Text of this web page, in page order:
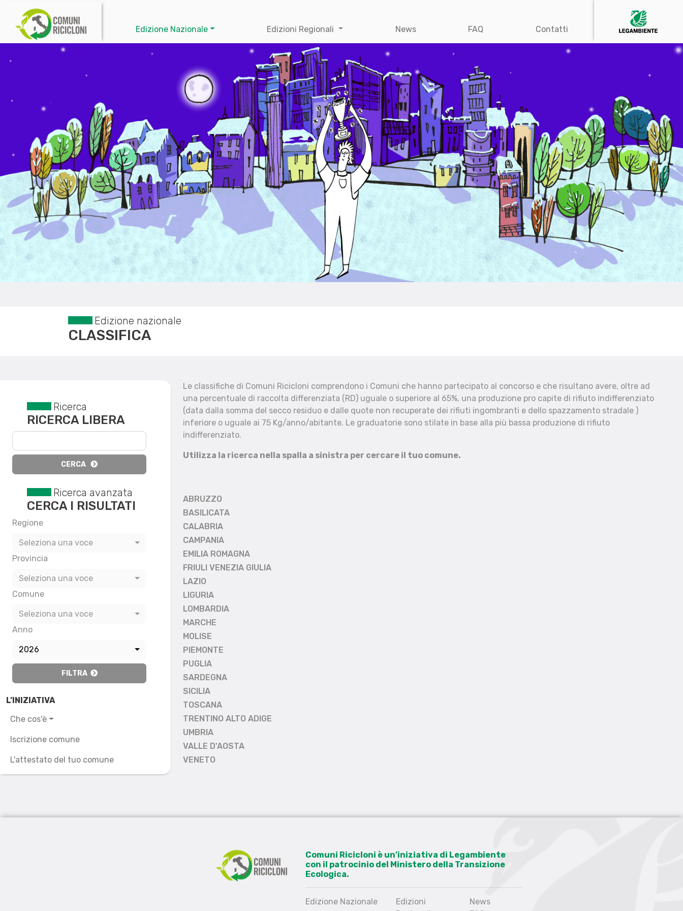
Edizione Nazionale Edizioni Regionali News FAQ Contatti
Edizione nazionale
CLASSIFICA
Reset filtri
Ricerca
RICERCA LIBERA
CERCA
Ricerca avanzata
CERCA I RISULTATI
Regione
Seleziona una voce
Provincia
Seleziona una voce
Comune
Seleziona una voce
Anno
2026
FILTRA
L’INIZIATIVA
Che cos'è
Iscrizione comune
L'attestato del tuo comune
Le classifiche di Comuni Ricicloni comprendono i Comuni che hanno partecipato al concorso e che risultano avere, oltre ad
una percentuale di raccolta differenziata (RD) uguale o superiore al 65%, una produzione pro capite di rifiuto indifferenziato
(data dalla somma del secco residuo e dalle quote non recuperate dei rifiuti ingombranti e dello spazzamento stradale )
inferiore o uguale ai 75 Kg/anno/abitante. Le graduatorie sono stilate in base alla più bassa produzione di rifiuto
indifferenziato.
Utilizza la ricerca nella spalla a sinistra per cercare il tuo comune.
ABRUZZO
BASILICATA
CALABRIA
CAMPANIA
EMILIA ROMAGNA
FRIULI VENEZIA GIULIA
LAZIO
LIGURIA
LOMBARDIA
MARCHE
MOLISE
PIEMONTE
PUGLIA
SARDEGNA
SICILIA
TOSCANA
TRENTINO ALTO ADIGE
UMBRIA
VALLE D'AOSTA
VENETO
Comuni Ricicloni è un’iniziativa di Legambiente
con il patrocinio del Ministero della Transizione
Ecologica.
Edizione Nazionale
Edizioni
News